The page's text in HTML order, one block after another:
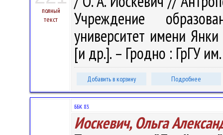
полный
текст
Учреждение
университет имени
[и др.]. – Гродно : ГрГУ
Добавить в корзину Подробнее
ББК 83.
Иоскевич, Ольга